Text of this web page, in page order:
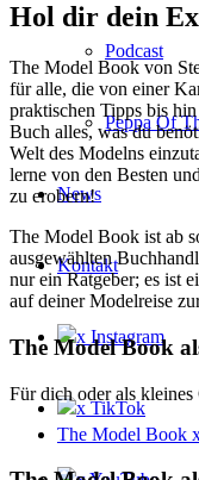
Podcast
Peppa Of
News
Kontakt
x Instagram
x TikTok
Hol dir dein
The Model Book von
für alle, die von einer
praktischen Tipps bis
Buch alles, was du
Welt des Modelns
lerne von den Besten
zu erobern!
The Model Book ist ab
ausgewählten
nur ein Ratgeber; es ist
auf deiner Modelreise
The Model Book
Für dich oder als
The Model Book